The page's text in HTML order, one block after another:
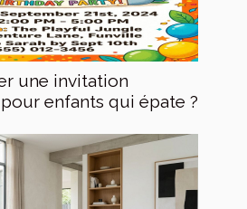
une invitation
enfants qui épate ?